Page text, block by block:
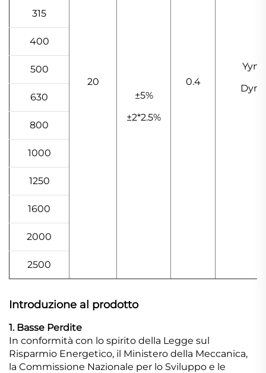
20 0.4
Yyn0
±5%
±2*2.5%
315
400
500
630
800
1000
1250
1600
2000
2500
Introduzione al prodotto
1. Basse Perdite
In conformità con lo spirito della Legge sul
Risparmio Energetico, il Ministero della Meccanica,
la Commissione Nazionale per lo Sviluppo e le